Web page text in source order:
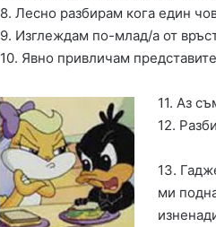
8. Лесно разбирам кога един
9. Изглеждам по-млад/а от
10. Явно привличам
11. Аз
12.
13.
ми